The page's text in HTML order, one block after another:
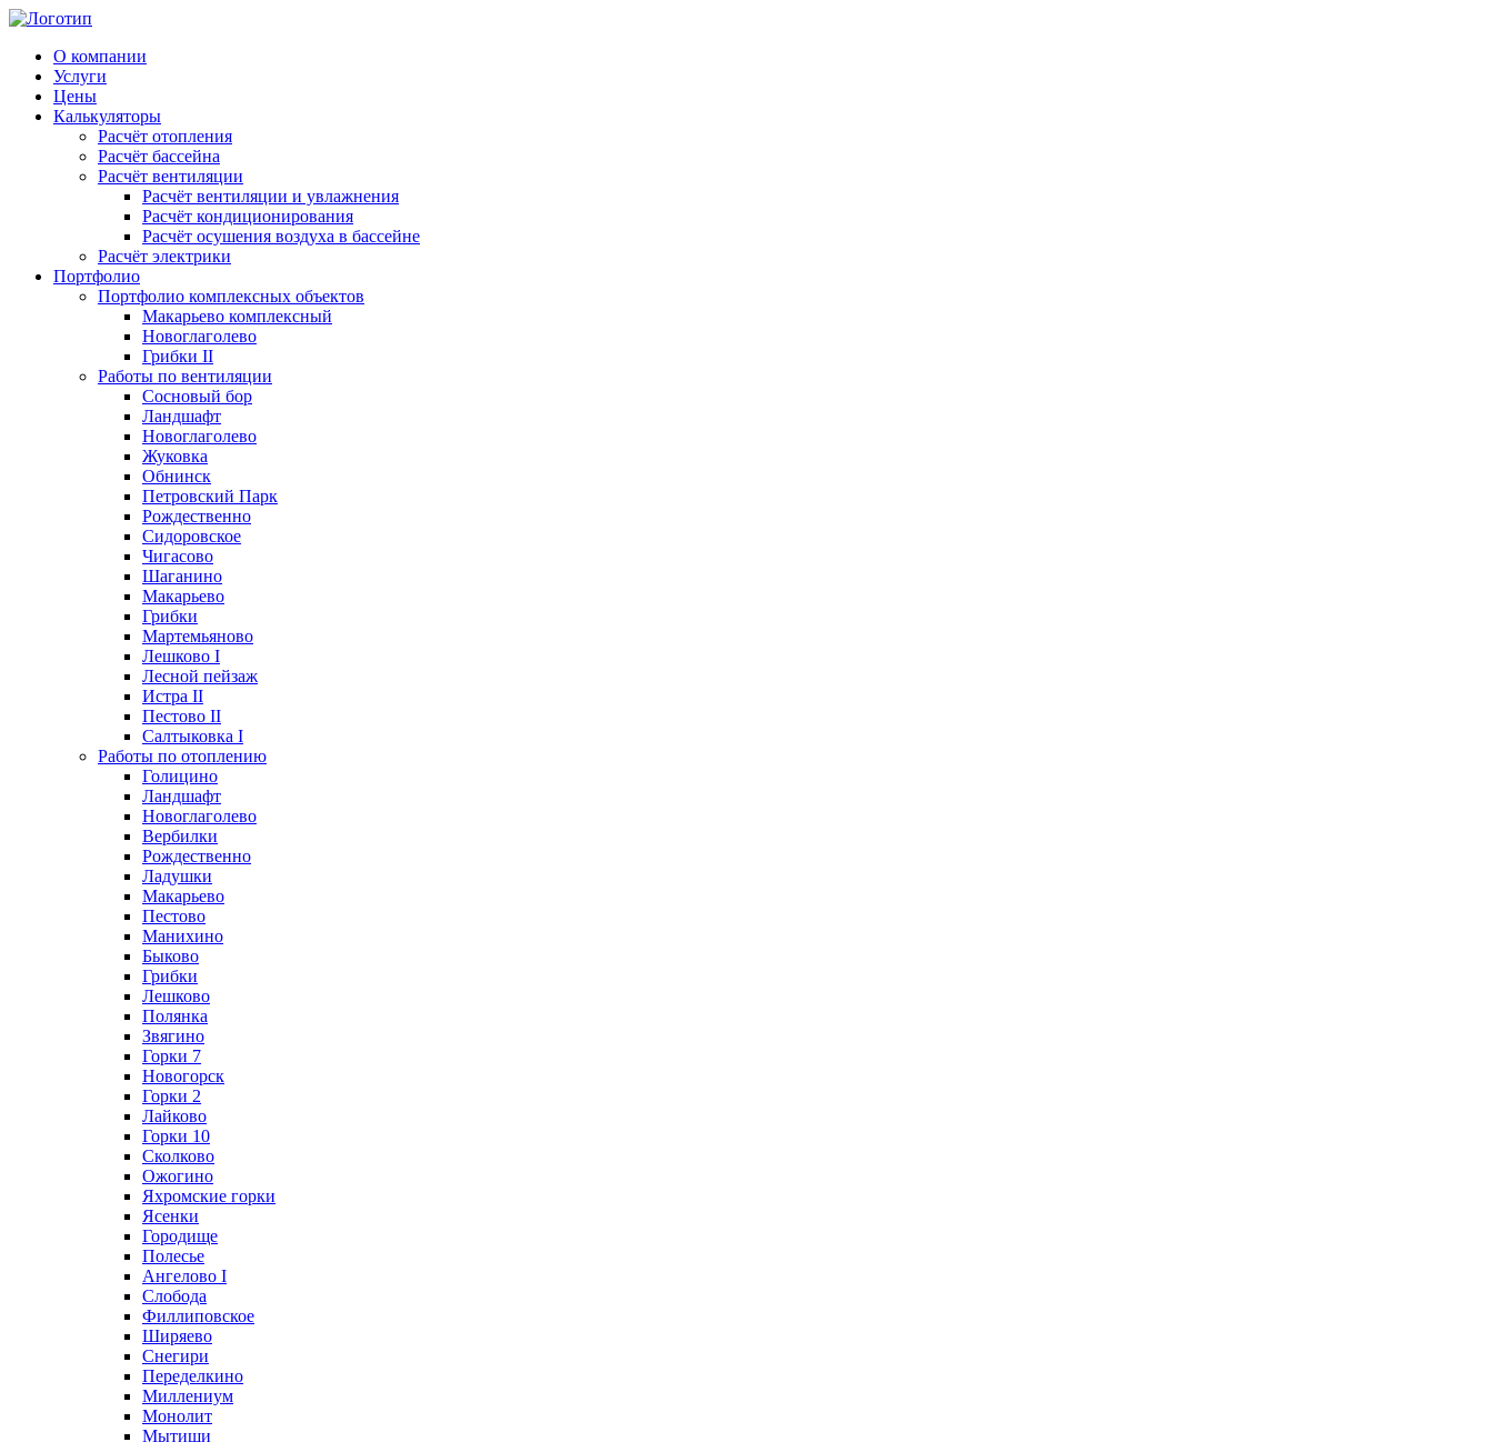
О компании
Услуги
Цены
Калькуляторы
Расчёт отопления
Расчёт бассейна
Расчёт вентиляции
Расчёт вентиляции и увлажнения
Расчёт кондиционирования
Расчёт осушения воздуха в бассейне
Расчёт электрики
Портфолио
Портфолио комплексных объектов
Макарьево комплексный
Новоглаголево
Грибки II
Работы по вентиляции
Сосновый бор
Ландшафт
Новоглаголево
Жуковка
Обнинск
Петровский Парк
Рождественно
Сидоровское
Чигасово
Шаганино
Макарьево
Грибки
Мартемьяново
Лешково I
Лесной пейзаж
Истра II
Пестово II
Салтыковка I
Работы по отоплению
Голицино
Ландшафт
Новоглаголево
Вербилки
Рождественно
Ладушки
Макарьево
Пестово
Манихино
Быково
Грибки
Лешково
Полянка
Звягино
Горки 7
Новогорск
Горки 2
Лайково
Горки 10
Сколково
Ожогино
Яхромские горки
Ясенки
Городище
Полесье
Ангелово I
Слобода
Филлиповское
Ширяево
Снегири
Переделкино
Миллениум
Монолит
Мытищи